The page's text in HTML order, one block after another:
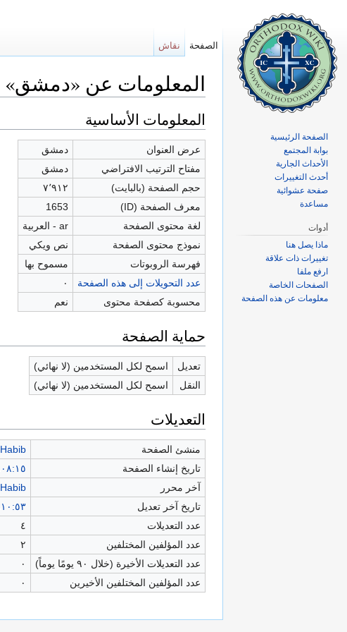
المعلومات عن «دمشق»
المعلومات الأساسية
عرض العنوان
دمشق
مفتاح الترتيب الافتراضي
دمشق
حجم الصفحة (بالبايت)
٧٬٩١٢
معرف الصفحة (ID)
1653
لغة محتوى الصفحة
ar - العربية
نموذج محتوى الصفحة
نص ويكي
فهرسة الروبوتات
مسموح بها
عدد التحويلات إلى هذه الصفحة
٠
محسوبة كصفحة محتوى
نعم
حماية الصفحة
تعديل
اسمح لكل المستخدمين (لا نهائي)
النقل
اسمح لكل المستخدمين (لا نهائي)
التعديلات
منشئ الصفحة Habib
تاريخ إنشاء الصفحة
٠٨:١٥، ٢٣ نوفمبر ٢٠٠٦
آخر محرر
Habib
تاريخ آخر تعديل
١٠:٥٣، ٢٣ نوفمبر ٢٠٠٦
عدد التعديلات
٤
عدد المؤلفين المختلفين
٢
عدد التعديلات الأخيرة (خلال ٩٠ يومًا يوماً)
٠
عدد المؤلفين المختلفين الأخيرين
٠
نقاش الصفحة
الصفحة الرئيسية
بوابة المجتمع
الأحداث الجارية
أحدث التغييرات
صفحة عشوائية
مساعدة
أدوات
ماذا يصل هنا
تغييرات ذات علاقة
ارفع ملفا
الصفحات الخاصة
معلومات عن هذه الصفحة